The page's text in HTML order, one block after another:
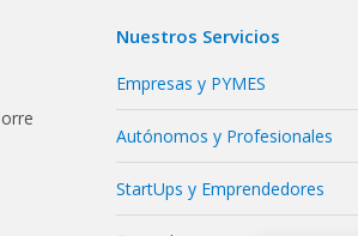
Nuestros Servicios
Empresas y PYMES
Autónomos y Profesionales
StartUps y Emprendedores